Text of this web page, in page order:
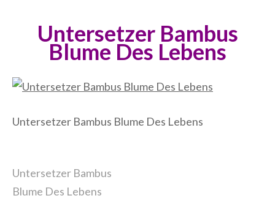
Untersetzer Bambus
Blume Des Lebens
Untersetzer Bambus Blume Des Lebens
Beitragsnavigation
Untersetzer Bambus
Blume Des Lebens